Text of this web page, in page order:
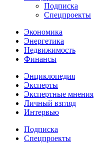
Подписка
Спецпроекты
Экономика
Энергетика
Недвижимость
Финансы
Энциклопедия
Эксперты
Экспертные мнения
Личный взгляд
Интервью
Подписка
Спецпроекты